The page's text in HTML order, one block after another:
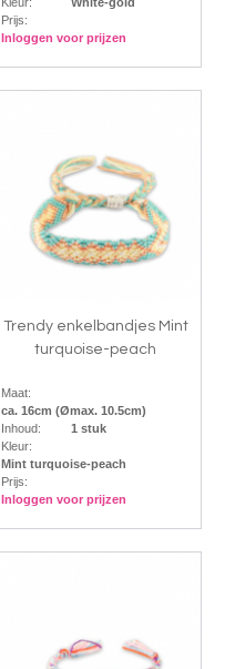
Prijs:
Inloggen voor prijzen
Trendy enkelbandjes Mint
turquoise-peach
Maat:
ca. 16cm (Ømax. 10.5cm)
Inhoud:
1 stuk
Kleur:
Mint turquoise-peach
Prijs:
Inloggen voor prijzen